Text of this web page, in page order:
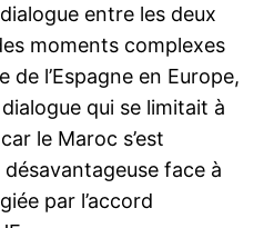
entre les deux
moments complexes
de l’Espagne en Europe,
qui se limitait à
le Maroc s’est
face à
par l’accord